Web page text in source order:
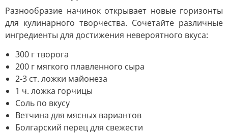
Разнообразие начинок открывает новые горизонты
для кулинарного творчества. Сочетайте различные
ингредиенты для достижения невероятного вкуса:
300 г творога
200 г мягкого плавленного сыра
2-3 ст. ложки майонеза
1 ч. ложка горчицы
Соль по вкусу
Ветчина для мясных вариантов
Болгарский перец для свежести